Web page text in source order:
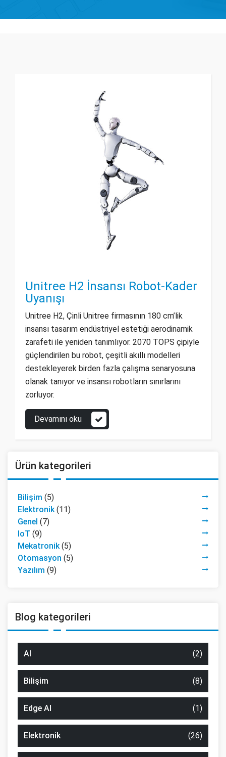
Unitree H2 İnsansı Robot-Kader
Uyanışı
Unitree H2, Çinli Unitree firmasının 180 cm’lik
insansı tasarım endüstriyel estetiği aerodinamik
zarafeti ile yeniden tanımlıyor. 2070 TOPS çipiyle
güçlendirilen bu robot, çeşitli akıllı modelleri
destekleyerek birden fazla çalışma senaryosuna
olanak tanıyor ve insansı robotların sınırlarını
zorluyor.
Devamını oku
Ürün kategorileri
Bilişim (5)
Elektronik (11)
Genel (7)
IoT (9)
Mekatronik (5)
Otomasyon (5)
Yazılım (9)
Blog kategorileri
AI (2)
Bilişim (8)
Edge AI (1)
Elektronik (26)